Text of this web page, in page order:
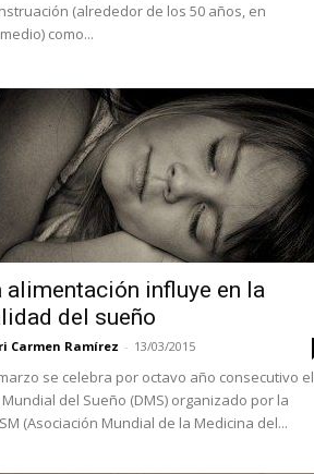
(alrededor de los 50 años, en
como...
alimentación influye en la
del sueño
Carmen Ramírez - 13/03/2015
se celebra por octavo año consecutivo el
Mundial del Sueño (DMS) organizado por la
(Asociación Mundial de la Medicina del...